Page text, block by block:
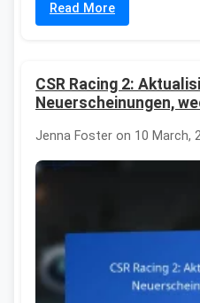
Read More
CSR Racing 2:
Neuerscheinungen,
Jenna Foster on 10 March,